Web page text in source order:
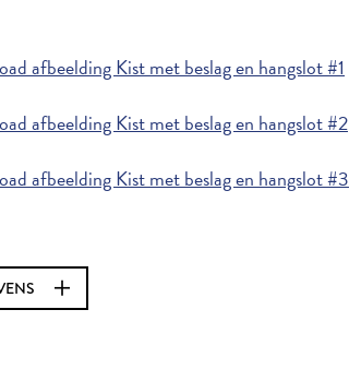
afbeelding Kist met beslag en hangslot #1
afbeelding Kist met beslag en hangslot #2
afbeelding Kist met beslag en hangslot #3